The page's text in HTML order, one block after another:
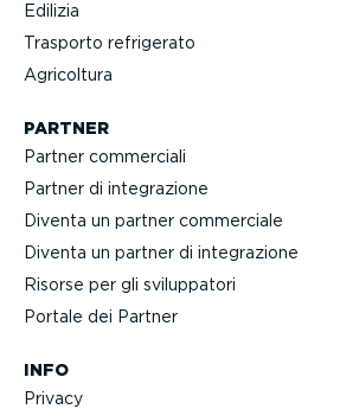
Edilizia
Trasporto refrigerato
Agricoltura
PARTNER
Partner commerciali
Partner di integra­zione
Diventa un partner commerciale
Diventa un partner di integra­zione
Risorse per gli svilup­patori
Portale dei Partner
INFO
Privacy